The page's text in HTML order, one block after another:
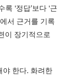
‘정답’보다 ‘근
서 근거를 기록
이 장기적으로
야 한다. 화려한